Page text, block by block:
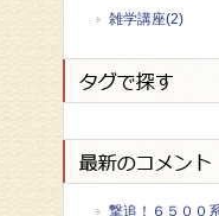
雑学講座(2)
撃追！６５００